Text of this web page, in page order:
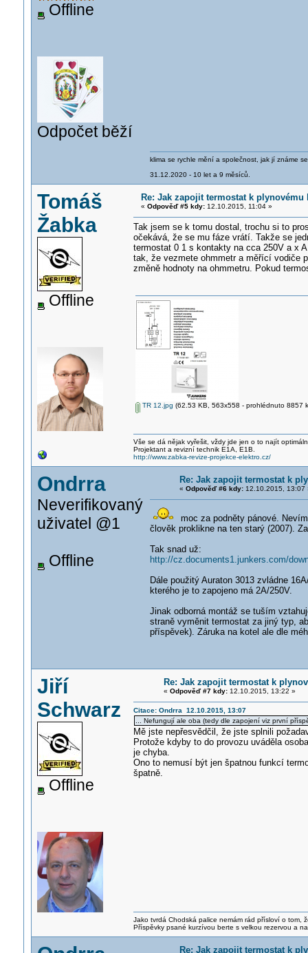
Offline
Odpočet běží
klima se rychle mění a společnost, jak jí známe
31.12.2020 - 10 let a 9 měsíců.
Tomáš
Žabka
Offline
Re: Jak zapojit termostat k
« Odpověď #5 kdy:12.10.2015, 11:04 »
Tak jsem se k tomu dostal, trochu si to
očekává, že se mu fáze vrátí. Takže se
termostat 0 1 s kontakty na cca 250V a x
tak, že vezmete ohmmetr a měřící vodiče
změně hodnoty na ohmmetru. Pokud
TR 12.jpg (62.53 KB, 563x558 - prohlédnuto 8857
Vše se dá nějak vyřešit, vždy jde jen o to najít
Projektant a revizní technik E1A, E1B.
http://www.zabka-revize-projekce-elektro.cz/
Ondrra
Neverifikovaný
uživatel @1
Offline
Re: Jak zapojit termostat k
« Odpověď #6 kdy:12.10.2015, 13:07
moc za podněty pánové.
člověk proklikne na ten starý (2007).
Tak snad už:
http://cz.documents1.junkers.com/
Dále použitý Auraton 3013 zvládne
kterého je to zapojeno má 2A/250V.
Jinak odborná montáž se tuším
straně vyměnit termostat za jiný typ,
příspěvek). Záruka na kotel ale dle
Jiří
Schwarz
Offline
Re: Jak zapojit termostat k
« Odpověď #7 kdy:12.10.2015, 13:22 »
Citace: Ondrra 12.10.2015, 13:07
... Nefungují ale oba (tedy dle zapojení viz první
Mě jste nepřesvědčil, že jste splnili
Protože kdyby to do provozu uváděla
je chyba.
Ono to nemusí být jen špatnou funkcí
špatně.
Jako tvrdá Chodská palice nemám rád přísloví o tom,
Příspěvky psané kurzívou berte s velkou rezervou a
Re: Jak zapojit termostat k